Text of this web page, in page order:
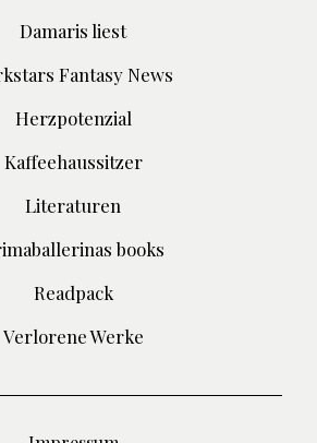
Damaris liest
Fantasy News
Herzpotenzial
Kaffeehaussitzer
Literaturen
books
Readpack
Verlorene Werke